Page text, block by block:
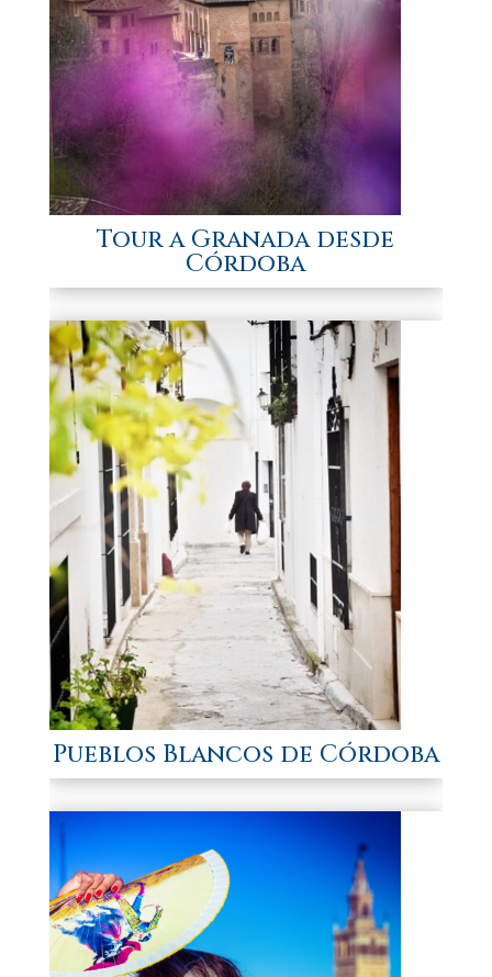
Tour a Granada desde
Córdoba
Pueblos Blancos de Córdoba